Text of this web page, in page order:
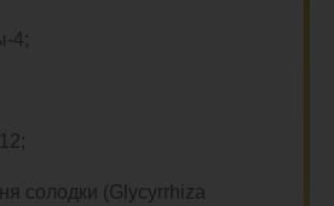
4;
солодки (Glycyrrhiza